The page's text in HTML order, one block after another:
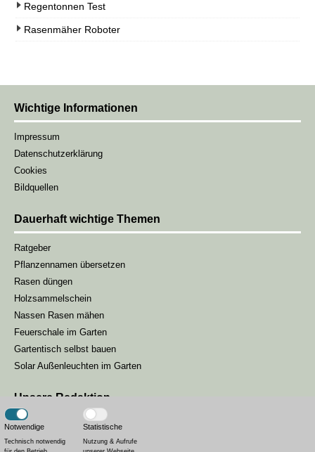
Regentonnen Test
Rasenmäher Roboter
Wichtige Informationen
Impressum
Datenschutzerklärung
Cookies
Bildquellen
Dauerhaft wichtige Themen
Ratgeber
Pflanzennamen übersetzen
Rasen düngen
Holzsammelschein
Nassen Rasen mähen
Feuerschale im Garten
Gartentisch selbst bauen
Solar Außenleuchten im Garten
Unsere Redaktion
Unsere Gartenmagazin-Redaktion besteht aus drei Redakteuren, die
sich darum kümmern, unseren Lesern die passenden Inhalte zur
Notwendige
Technisch notwendig
Statistische
Nutzung & Aufrufe